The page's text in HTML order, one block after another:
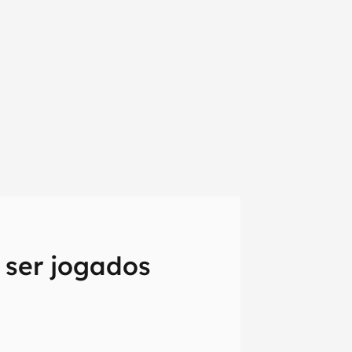
jogados
primeira